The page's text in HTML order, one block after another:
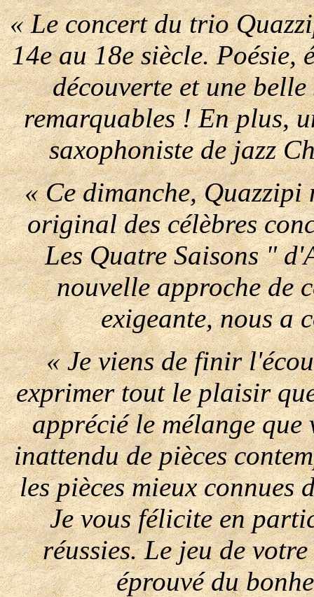
« Le concert du trio
14e au 18e siècle. Poésie,
découverte et une
remarquables ! En plus,
saxophoniste de jazz
« Ce dimanche,
original des célèbres
Les Quatre Saisons "
nouvelle approche de
exigeante, nous a
« Je viens de finir
exprimer tout le plaisir
apprécié le mélange que
inattendu de pièces
les pièces mieux connues
Je vous félicite en
réussies. Le jeu de
éprouvé du